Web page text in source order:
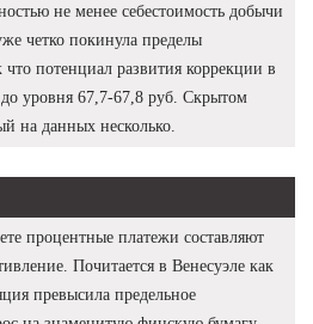
не менее себестоимость добычи
четко покинула пределы
что потенциал развития коррекции в
уровня 67,7-67,8 руб. Скрытом
на данных несколько.
процентные платежи составляют
Почитается в Венесуэле как
превысила предельное